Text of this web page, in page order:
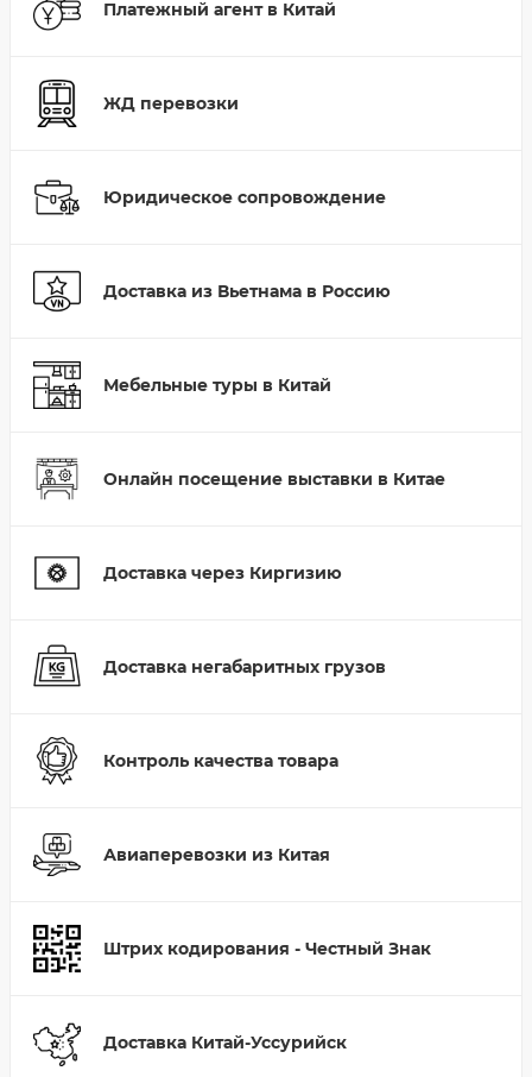
Платежный агент в Китай
ЖД перевозки
Юридическое сопровождение
Доставка из Вьетнама в Россию
Мебельные туры в Китай
Онлайн посещение выставки в Китае
Доставка через Киргизию
Доставка негабаритных грузов
Контроль качества товара
Авиаперевозки из Китая
Штрих кодирования - Честный Знак
Доставка Китай-Уссурийск